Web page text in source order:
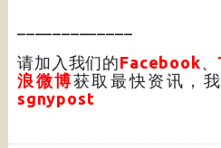
请加入我们的Facebook
浪微博获取最快资讯，
sgnypost